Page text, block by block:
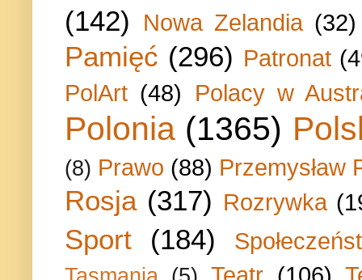
(142) Nowa Zelandia (32)
Pamięć (296) Patronat
PolArt (48) Polacy w
Polonia (1365)
(8) Prawo (88) Przemysław
Rosja (317) Rozrywka
Sport (184)
Teatr (106)